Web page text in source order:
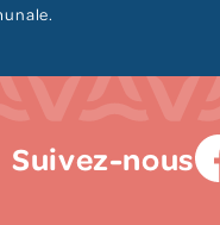
Suivez-nous